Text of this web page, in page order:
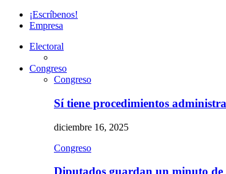
¡Escríbenos!
Empresa
Electoral
Congreso
Congreso
Sí tiene procedimientos
diciembre 16, 2025
Congreso